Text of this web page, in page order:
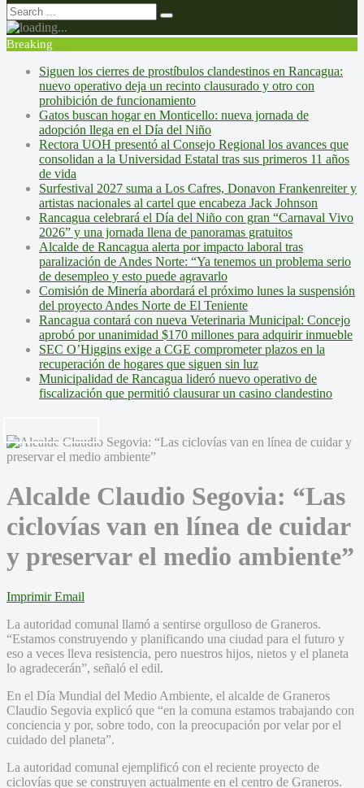
Breaking
Siguen los cierres de prostíbulos clandestinos en Rancagua:
nuevo operativo deja un recinto clausurado y otro con
prohibición de funcionamiento
Gatos buscan hogar en Monticello: nueva jornada de
adopción llega en el Día del Niño
Rectora UOH presentó al Consejo Regional los avances que
consolidan a la Universidad Estatal tras sus primeros 11 años
de vida
Surfestival 2027 suma a Los Cafres, Donavon Frankenreiter y
artistas nacionales al cartel que encabeza Jack Johnson
Rancagua celebrará el Día del Niño con gran “Carnaval Vivo
2026” y una jornada llena de panoramas gratuitos
Alcalde de Rancagua alerta por impacto laboral tras
paralización de Andes Norte: “Ya tenemos un problema serio
de desempleo y esto puede agravarlo
Comisión de Minería abordará el próximo lunes la suspensión
del proyecto Andes Norte de El Teniente
Rancagua contará con nueva Veterinaria Municipal: Concejo
aprobó por unanimidad $170 millones para adquirir inmueble
SEC O’Higgins exige a CGE comprometer plazos en la
recuperación de hogares que siguen sin luz
Municipalidad de Rancagua lideró nuevo operativo de
fiscalización que permitió clausurar un casino clandestino
Alcalde Claudio Segovia: “Las
ciclovías van en línea de cuidar
y preservar el medio ambiente”
Imprimir Email
La autoridad comunal llamó a sentirse orgulloso de Graneros.
“Estamos construyendo y planificando una ciudad para el futuro y
eso a veces lleva resistencia, pero nuestros hijos, nietos y el planeta
lo agradecerán”, señaló el edil.
En el Día Mundial del Medio Ambiente, el alcalde de Graneros
Claudio Segovia explicó que “en la comuna estamos trabajando con
conciencia y por, sobre todo, con la preocupación por velar por el
cuidado del planeta”.
La autoridad comunal ejemplificó con el reciente proyecto de
ciclovías que se construyen actualmente en el centro de Graneros.